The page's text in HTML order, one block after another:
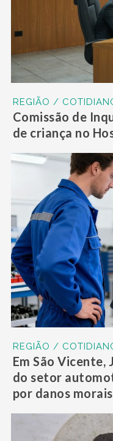
REGIÃO /
Comissão de
de criança no
REGIÃO /
Em São Vicente,
do setor
por danos